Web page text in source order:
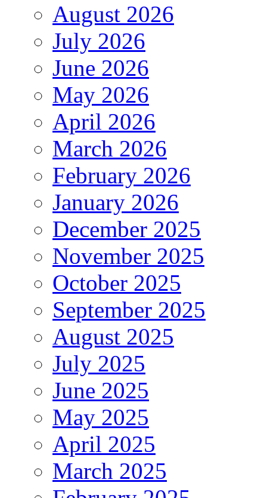
August 2026
July 2026
June 2026
May 2026
April 2026
March 2026
February 2026
January 2026
December 2025
November 2025
October 2025
September 2025
August 2025
July 2025
June 2025
May 2025
April 2025
March 2025